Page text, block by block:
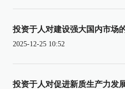
投资于人对建设强大国内市场
2025-12-25 10:52
投资于人对促进新质生产力发